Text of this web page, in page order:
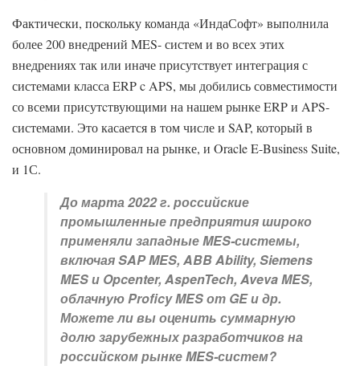
Фактически, поскольку команда «ИндаСофт» выполнила
более 200 внедрений MES- систем и во всех этих
внедрениях так или иначе присутствует интеграция с
системами класса ERP c APS, мы добились совместимости
со всеми присутcтвующими на нашем рынке ERP и APS-
системами. Это касается в том числе и SAP, который в
основном доминировал на рынке, и Oracle E-Business Suite,
и 1С.
До марта 2022 г. российские
промышленные предприятия широко
применяли западные MES-системы,
включая SAP MES, ABB Ability, Siemens
MES и Opcenter, AspenTech, Aveva MES,
облачную Proficy MES от GE и др.
Можете ли вы оценить суммарную
долю зарубежных разработчиков на
российском рынке MES-систем?